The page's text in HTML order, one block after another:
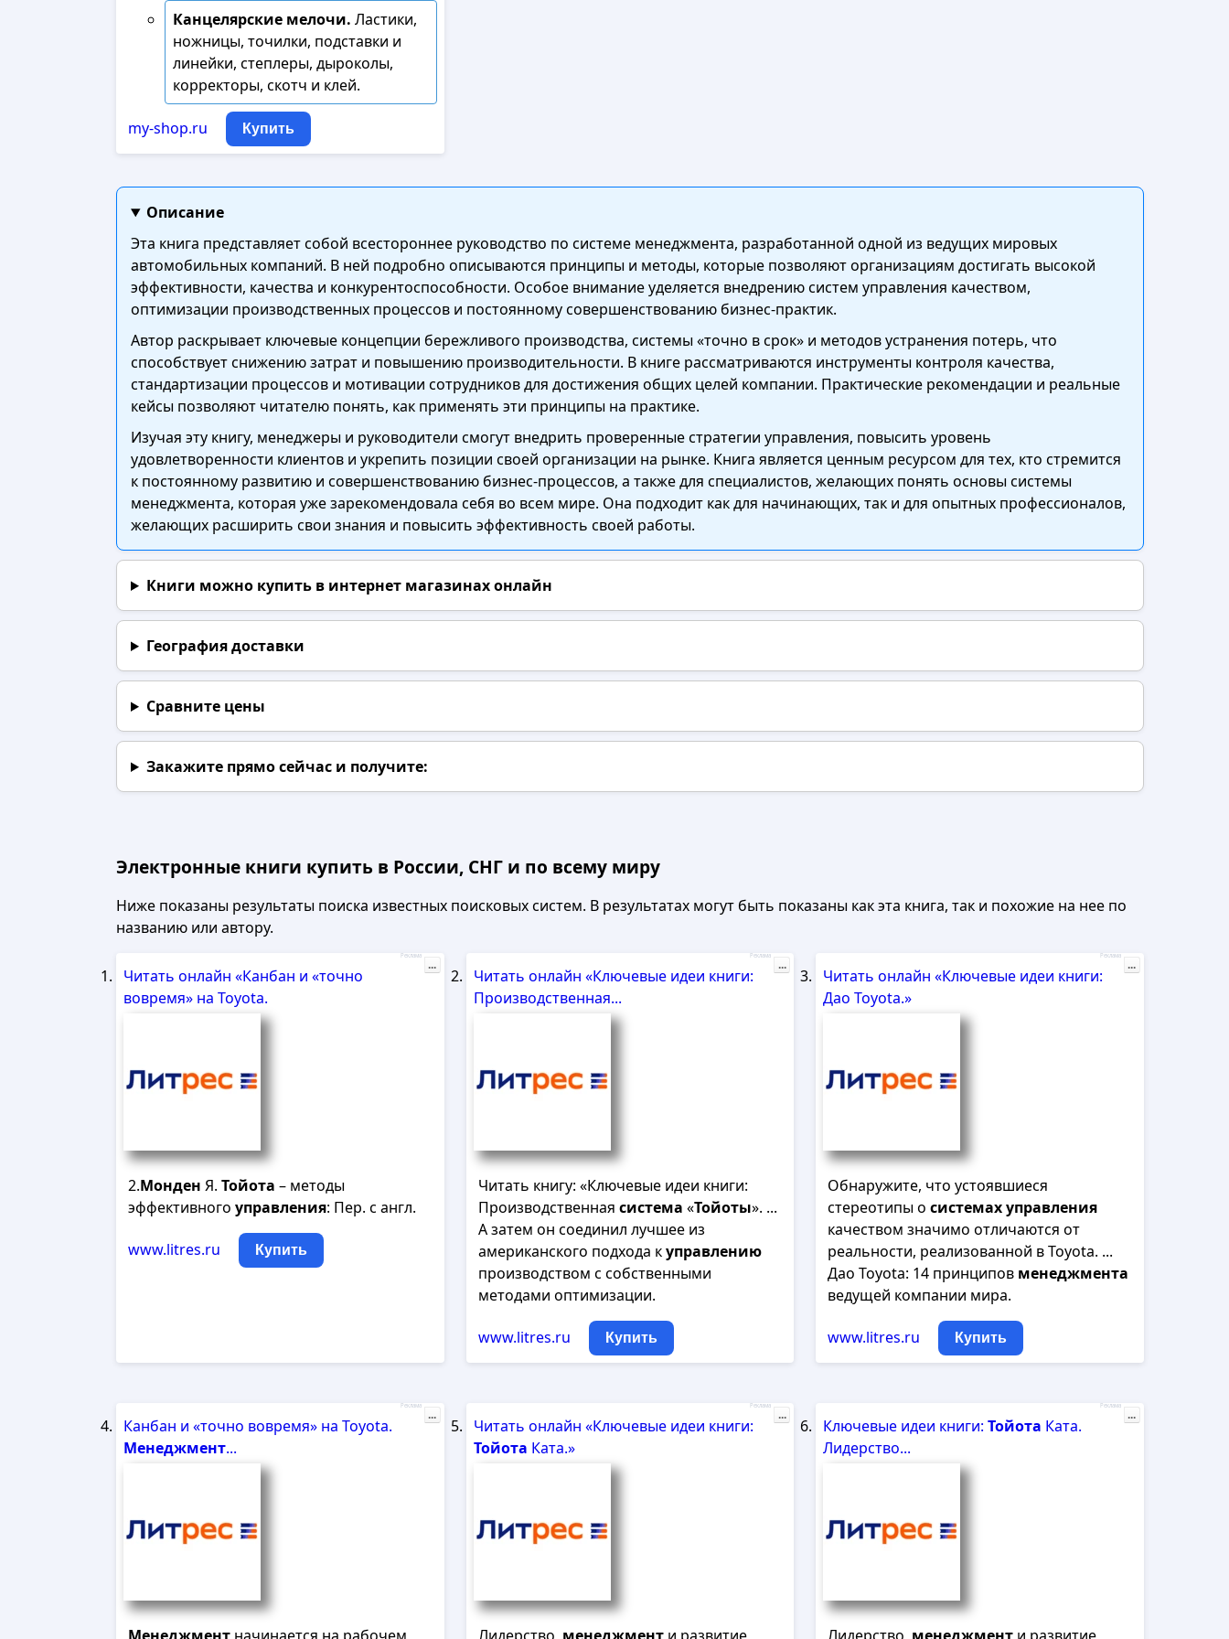
Канцелярские мелочи. Ластики,
ножницы, точилки, подставки и
линейки, степлеры, дыроколы,
корректоры, скотч и клей.
my-shop.ru Купить
Описание
Эта книга представляет собой всестороннее руководство по системе менеджмента, разработанной одной из ведущих мировых
автомобильных компаний. В ней подробно описываются принципы и методы, которые позволяют организациям достигать высокой
эффективности, качества и конкурентоспособности. Особое внимание уделяется внедрению систем управления качеством,
оптимизации производственных процессов и постоянному совершенствованию бизнес-практик.
Автор раскрывает ключевые концепции бережливого производства, системы «точно в срок» и методов устранения потерь, что
способствует снижению затрат и повышению производительности. В книге рассматриваются инструменты контроля качества,
стандартизации процессов и мотивации сотрудников для достижения общих целей компании. Практические рекомендации и реальные
кейсы позволяют читателю понять, как применять эти принципы на практике.
Изучая эту книгу, менеджеры и руководители смогут внедрить проверенные стратегии управления, повысить уровень
удовлетворенности клиентов и укрепить позиции своей организации на рынке. Книга является ценным ресурсом для тех, кто стремится
к постоянному развитию и совершенствованию бизнес-процессов, а также для специалистов, желающих понять основы системы
менеджмента, которая уже зарекомендовала себя во всем мире. Она подходит как для начинающих, так и для опытных профессионалов,
желающих расширить свои знания и повысить эффективность своей работы.
Книги можно купить в интернет магазинах онлайн
География доставки
Сравните цены
Закажите прямо сейчаси получите:
Электронные книги купить в России, СНГ и по всему миру
Ниже показаны результаты поиска известных поисковых систем. В результатах могут быть показаны как эта книга, так и похожие на нее по
названию или автору.
Читать онлайн «Канбан и «точно
вовремя» на Toyota.
2.Монден Я. Тойота – методы
эффективного управления: Пер. с англ.
www.litres.ru Купить
Реклама
...
Читать онлайн «Ключевые идеи книги:
Производственная...
Читать книгу: «Ключевые идеи книги:
Производственная система «Тойоты». ...
А затем он соединил лучшее из
американского подхода куправлению
производством с собственными
методами оптимизации.
www.litres.ru Купить
Реклама
...
Читать онлайн «Ключевые идеи книги:
Дао Toyota.»
Обнаружите, что устоявшиеся
стереотипы осистемахуправления
качеством значимо отличаются от
реальности, реализованной в Toyota. ...
Дао Toyota: 14 принципов менеджмента
ведущей компании мира.
www.litres.ru Купить
Реклама
...
Канбан и «точно вовремя» на Toyota.
Менеджмент...
Реклама
...
Читать онлайн «Ключевые идеи книги:
Тойота Ката.»
Реклама
...
Ключевые идеи книги:Тойота Ката.
Лидерство...
Реклама
...